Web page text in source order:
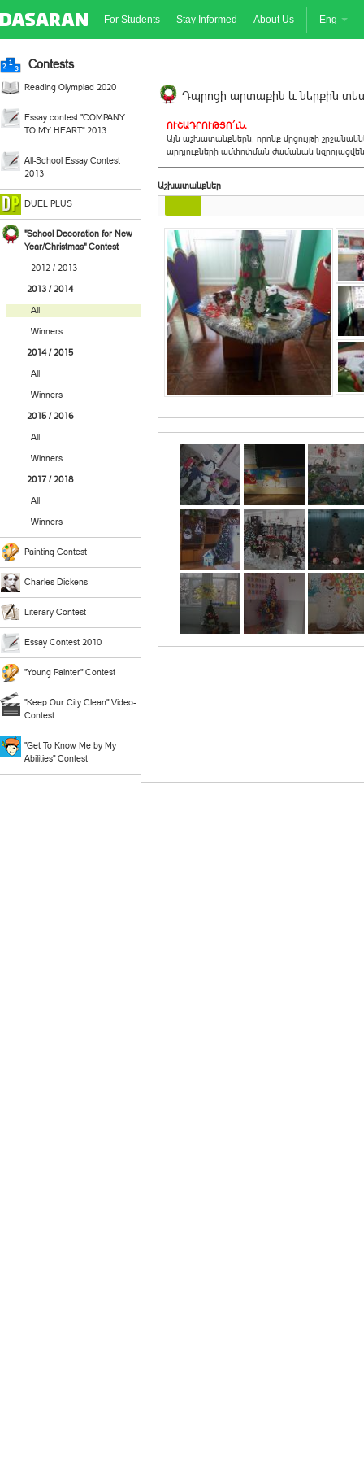
For Students Stay Informed About Us Eng
Contests
Reading Olympiad 2020
Essay contest "COMPANY
TO MY HEART" 2013
All-School Essay Contest
2013
DUEL PLUS
"School Decoration for New
Year/Christmas" Contest
2012 / 2013
2013 / 2014
All
Winners
2014 / 2015
All
Winners
2015 / 2016
All
Winners
2017 / 2018
All
Winners
Painting Contest
Charles Dickens
Literary Contest
Essay Contest 2010
"Young Painter" Contest
"Keep Our City Clean" Video-
Contest
"Get To Know Me by My
Abilities" Contest
Դպրոցի արտաքին և ներքին
ՈՒՇԱԴՐՈՒԹՅՈ´ւՆ.
Այն աշխատանքներն, որոնք մրցույթի
արդյուքների ամփոփման ժամանակ
Աշխատանքներ